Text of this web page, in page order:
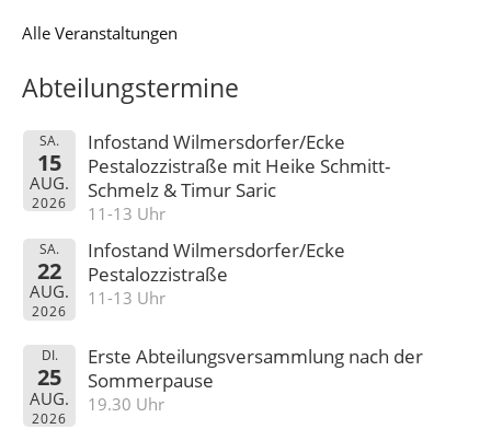
Alle Veranstaltungen
Abteilungstermine
SA.
15
AUG.
2026
Infostand Wilmersdorfer/Ecke
Pestalozzistraße mit Heike Schmitt-
Schmelz & Timur Saric
11-13 Uhr
SA.
22
AUG.
2026
Infostand Wilmersdorfer/Ecke
Pestalozzistraße
11-13 Uhr
DI.
25
AUG.
2026
Erste Abteilungsversammlung nach der
Sommerpause
19.30 Uhr